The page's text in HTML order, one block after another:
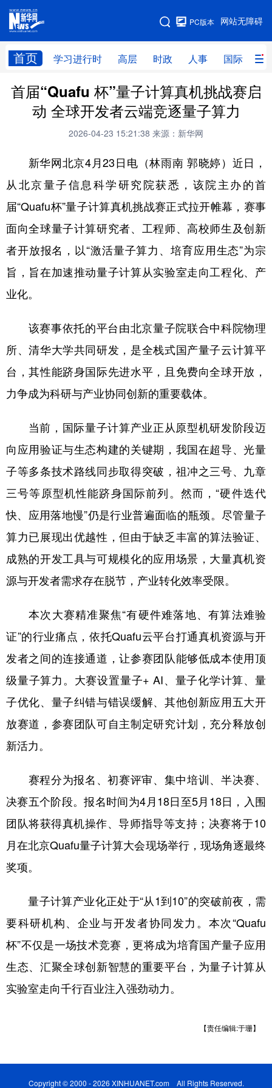
网站无障碍
PC版本
首页 学习进行时 高层 时政 人事 国际 财
网站地图
学习进行时 高层 时政 人事
国际 财经 网评 港澳
科技 科创 量子 体育
文化 书画 健康 军事
法律 中央文件 金融 汽车
食品 人居 信息化 数字经济
学术中国
彩票 娱乐 时尚 悦读
公益 一带一路 亚太网 上市公司
文化产业
地方频道
北京 天津 河北 山西
辽宁 吉林 上海 江苏
浙江 安徽 福建 江西
陕西 甘肃 青海 宁夏
English Español Français عربى
首届“Quafu 杯”量子计算真机挑战赛启
动 全球开发者云端竞逐量子算力
2026-04-23 15:21:38 来源：新华网
新华网北京4月23日电（林雨南 郭晓婷）近日，
从北京量子信息科学研究院获悉，该院主办的首
届“Quafu杯”量子计算真机挑战赛正式拉开帷幕，赛事
面向全球量子计算研究者、工程师、高校师生及创新
者开放报名，以“激活量子算力、培育应用生态”为宗
旨，旨在加速推动量子计算从实验室走向工程化、产
业化。
该赛事依托的平台由北京量子院联合中科院物理
所、清华大学共同研发，是全栈式国产量子云计算平
台，其性能跻身国际先进水平，且免费向全球开放，
力争成为科研与产业协同创新的重要载体。
当前，国际量子计算产业正从原型机研发阶段迈
向应用验证与生态构建的关键期，我国在超导、光量
子等多条技术路线同步取得突破，祖冲之三号、九章
三号等原型机性能跻身国际前列。然而，“硬件迭代
快、应用落地慢”仍是行业普遍面临的瓶颈。尽管量子
算力已展现出优越性，但由于缺乏丰富的算法验证、
成熟的开发工具与可规模化的应用场景，大量真机资
源与开发者需求存在脱节，产业转化效率受限。
本次大赛精准聚焦“有硬件难落地、有算法难验
证”的行业痛点，依托Quafu云平台打通真机资源与开
发者之间的连接通道，让参赛团队能够低成本使用顶
级量子算力。大赛设置量子+ AI、量子化学计算、量
子优化、量子纠错与错误缓解、其他创新应用五大开
放赛道，参赛团队可自主制定研究计划，充分释放创
新活力。
赛程分为报名、初赛评审、集中培训、半决赛、
决赛五个阶段。报名时间为4月18日至5月18日，入围
团队将获得真机操作、导师指导等支持；决赛将于10
月在北京Quafu量子计算大会现场举行，现场角逐最终
奖项。
量子计算产业化正处于“从1到10”的突破前夜，需
要科研机构、企业与开发者协同发力。本次“Quafu
杯”不仅是一场技术竞赛，更将成为培育国产量子应用
生态、汇聚全球创新智慧的重要平台，为量子计算从
实验室走向千行百业注入强劲动力。
【责任编辑:于珊】
Copyright © 2000 - 2026 XINHUANET.com All Rights Reserved.